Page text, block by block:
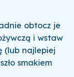
obtocz je
i wstaw
(lub najlepiej
smakiem